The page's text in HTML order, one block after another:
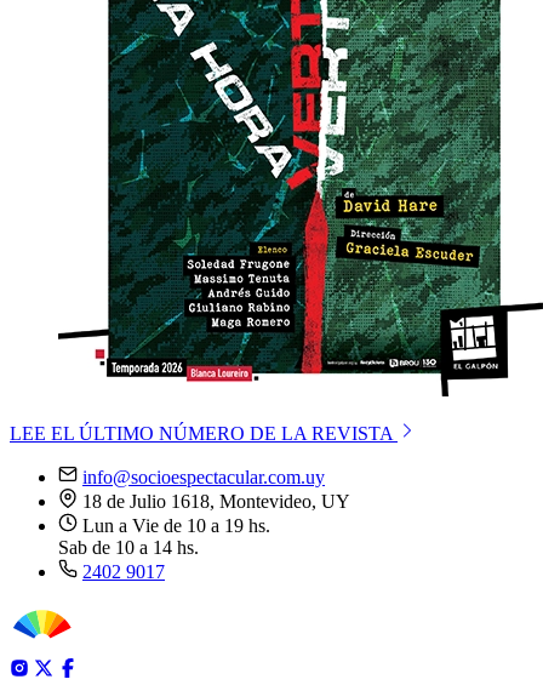
LEE EL ÚLTIMO NÚMERO DE LA REVISTA
info@socioespectacular.com.uy
18 de Julio 1618, Montevideo, UY
Lun a Vie de 10 a 19 hs.
Sab de 10 a 14 hs.
2402 9017